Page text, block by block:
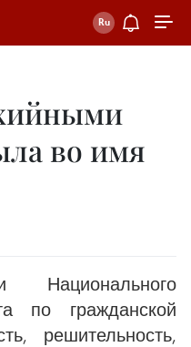
во имя
Национального
по гражданской
решительность,